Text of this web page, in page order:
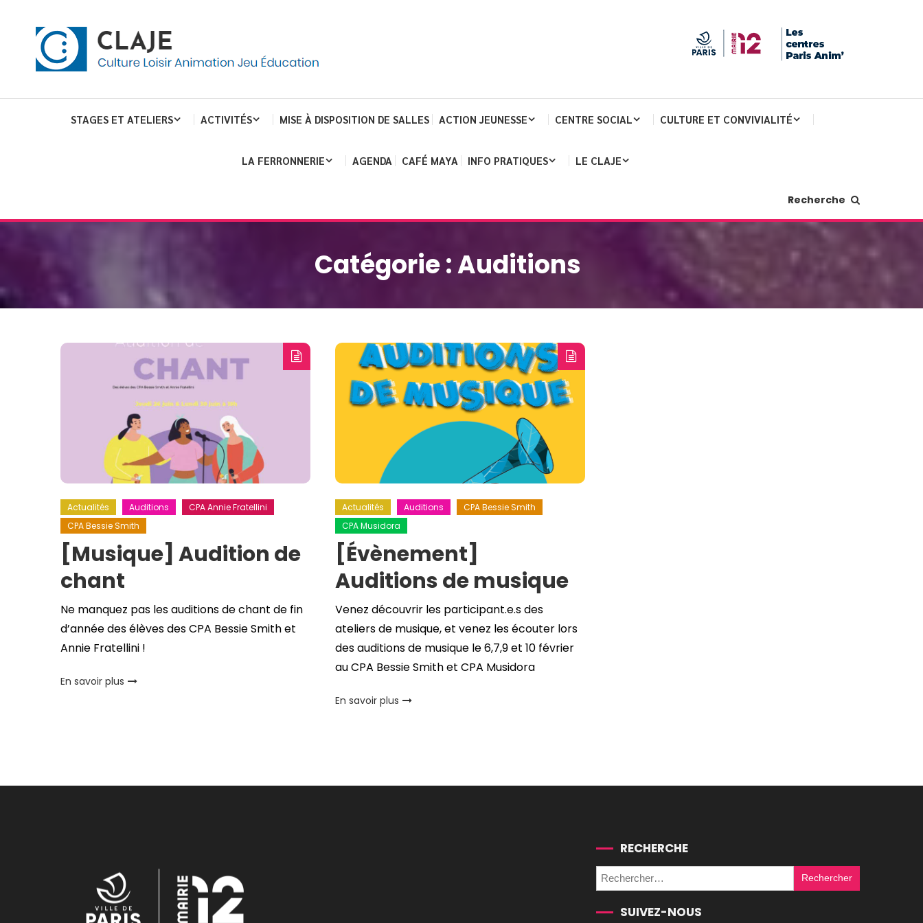
Claje
STAGES ET ATELIERS ACTIVITÉS MISE À DISPOSITION DE SALLES ACTION JEUNESSE CENTRE SOCIAL CULTURE ET CONVIVIALITÉ
LA FERRONNERIE AGENDA CAFÉ MAYA INFO PRATIQUES LE CLAJE
Recherche
Catégorie :Auditions
Actualités Auditions
CPA Annie Fratellini
CPA Bessie Smith
[Musique] Audition de
chant
Ne manquez pas les auditions de chant de fin
d’année des élèves des CPA Bessie Smith et
Annie Fratellini !
En savoir plus
Actualités Auditions
CPA Bessie Smith
CPA Musidora
[Évènement]
Auditions de musique
Venez découvrir les participant.e.s des
ateliers de musique, et venez les écouter lors
des auditions de musique le 6,7,9 et 10 février
au CPA Bessie Smith et CPA Musidora
En savoir plus
RECHERCHE
Rechercher :
SUIVEZ-NOUS